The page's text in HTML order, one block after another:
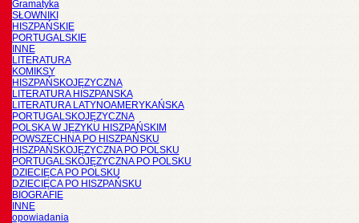
Gramatyka
SŁOWNIKI
HISZPAŃSKIE
PORTUGALSKIE
INNE
LITERATURA
KOMIKSY
HISZPAŃSKOJĘZYCZNA
LITERATURA HISZPANSKA
LITERATURA LATYNOAMERYKAŃSKA
PORTUGALSKOJĘZYCZNA
POLSKA W JĘZYKU HISZPAŃSKIM
POWSZECHNA PO HISZPAŃSKU
HISZPAŃSKOJĘZYCZNA PO POLSKU
PORTUGALSKOJĘZYCZNA PO POLSKU
DZIECIĘCA PO POLSKU
DZIECIĘCA PO HISZPAŃSKU
BIOGRAFIE
INNE
opowiadania